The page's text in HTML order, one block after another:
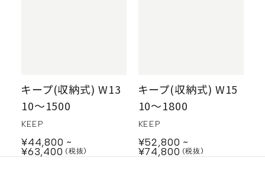
キープ(収納式) W13
10〜1500
KEEP
¥44,800
¥63,400
キープ(収納式) W15
10〜1800
KEEP
¥52,800
¥74,800